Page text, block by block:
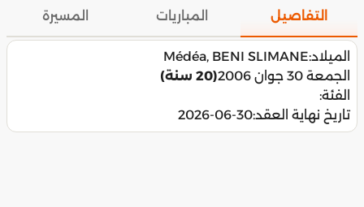
التفاصيل المباريات المسيرة
الميلاد:Médéa, BENI SLIMANE
الجمعة 30 جوان 2006
(20 سنة)
الفئة:
تاريخ نهاية العقد:2026-06-30